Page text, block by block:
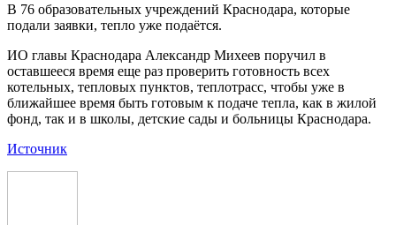
В 76 образовательных учреждений Краснодара, которые
подали заявки, тепло уже подаётся.
ИО главы Краснодара Александр Михеев поручил в
оставшееся время еще раз проверить готовность всех
котельных, тепловых пунктов, теплотрасс, чтобы уже в
ближайшее время быть готовым к подаче тепла, как в жилой
фонд, так и в школы, детские сады и больницы Краснодара.
Источник